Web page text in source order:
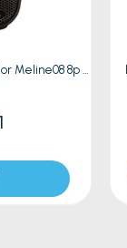
Meline08 8p |